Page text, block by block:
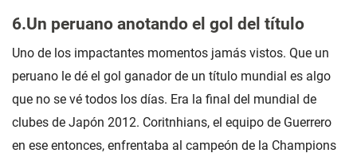
6.Un peruano anotando el gol del título
Uno de los impactantes momentos jamás vistos. Que un
peruano le dé el gol ganador de un título mundial es algo
que no se vé todos los días. Era la final del mundial de
clubes de Japón 2012. Coritnhians, el equipo de Guerrero
en ese entonces, enfrentaba al campeón de la Champions